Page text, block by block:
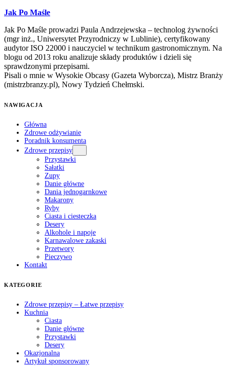
Jak Po Maśle
Jak Po Maśle prowadzi Paula Andrzejewska – technolog żywności
(mgr inż., Uniwersytet Przyrodniczy w Lublinie), certyfikowany
audytor ISO 22000 i nauczyciel w technikum gastronomicznym. Na
blogu od 2013 roku analizuje składy produktów i dzieli się
sprawdzonymi przepisami.
Pisali o mnie w Wysokie Obcasy (Gazeta Wyborcza), Mistrz Branży
(mistrzbranzy.pl), Nowy Tydzień Chełmski.
NAWIGACJA
Główna
Zdrowe odżywianie
Poradnik konsumenta
Zdrowe przepisy
Przystawki
Sałatki
Zupy
Danie główne
Dania jednogarnkowe
Makarony
Ryby
Ciasta i ciesteczka
Desery
Alkohole i napoje
Karnawalowe zakaski
Przetwory
Pieczywo
Kontakt
KATEGORIE
Zdrowe przepisy – Łatwe przepisy
Kuchnia
Ciasta
Danie główne
Przystawki
Desery
Okazjonalna
Artykuł sponsorowany